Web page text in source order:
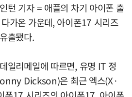
턴 기자 = 애플의 차기 아이폰 출
가온 가운데, 아이폰17 시리즈
출됐다.
일리메일에 따르면, 유명 IT 정
Dickson)은 최근 엑스(X·